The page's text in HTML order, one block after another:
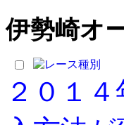
伊勢崎オ
２０１